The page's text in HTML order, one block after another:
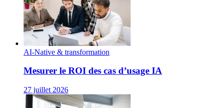
AI-Native & transformation
Mesurer le ROI des cas d’usage IA
27 juillet 2026